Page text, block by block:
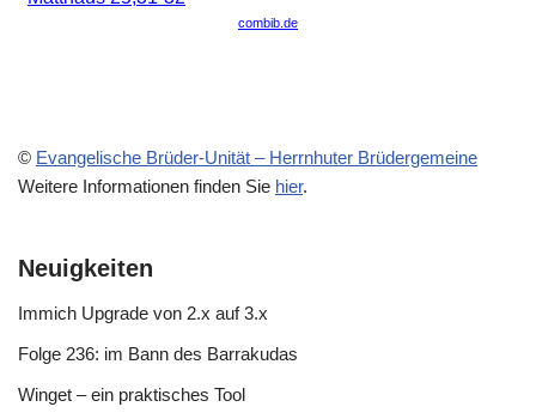
© Evangelische Brüder-Unität – Herrnhuter Brüdergemeine
Weitere Informationen finden Sie hier.
Neuigkeiten
Immich Upgrade von 2.x auf 3.x
Folge 236: im Bann des Barrakudas
Winget – ein praktisches Tool